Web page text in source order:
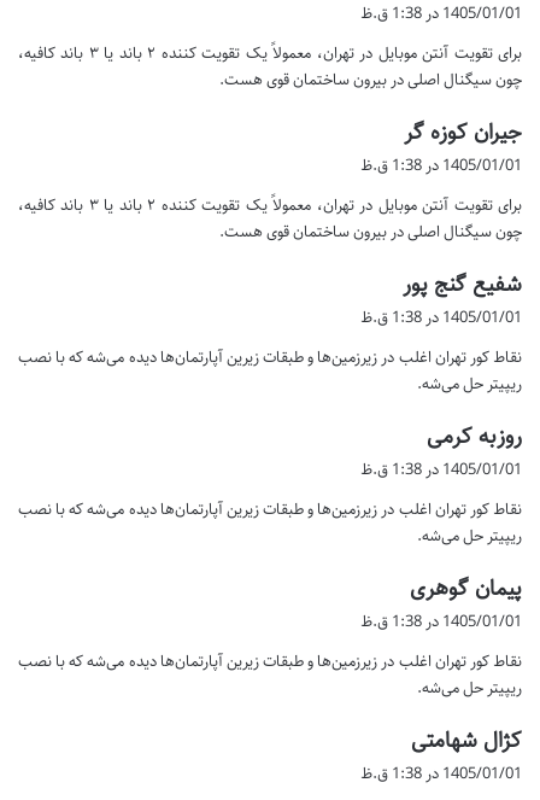
ت
:
1405/01/01 در 1:38 ق.ظ
برای تقویت آنتن موبایل در تهران، معمولاً یک تقویت کننده ۲ باند یا ۳ باند کافیه،
چون سیگنال اصلی در بیرون ساختمان قوی هست.
جیران کوزه گر
ف
:
1405/01/01 در 1:38 ق.ظ
برای تقویت آنتن موبایل در تهران، معمولاً یک تقویت کننده ۲ باند یا ۳ باند کافیه،
چون سیگنال اصلی در بیرون ساختمان قوی هست.
شفیع گنج پور
ف
:
1405/01/01 در 1:38 ق.ظ
نقاط کور تهران اغلب در زیرزمین‌ها و طبقات زیرین آپارتمان‌ها دیده می‌شه که با نصب
ریپیتر حل می‌شه.
روزبه کرمی
ف
ت
:
1405/01/01 در 1:38 ق.ظ
نقاط کور تهران اغلب در زیرزمین‌ها و طبقات زیرین آپارتمان‌ها دیده می‌شه که با نصب
ریپیتر حل می‌شه.
پیمان گوهری
ف
:
1405/01/01 در 1:38 ق.ظ
نقاط کور تهران اغلب در زیرزمین‌ها و طبقات زیرین آپارتمان‌ها دیده می‌شه که با نصب
ریپیتر حل می‌شه.
کژال شهامتی
ف
1405/01/01 در 1:38 ق.ظ